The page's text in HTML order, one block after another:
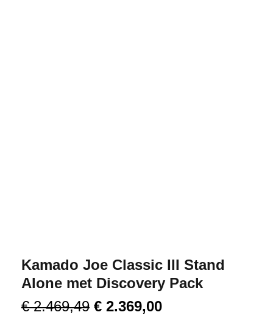
Kamado Joe Classic III Stand
Alone met Discovery Pack
€2.469,49 € 2.369,00